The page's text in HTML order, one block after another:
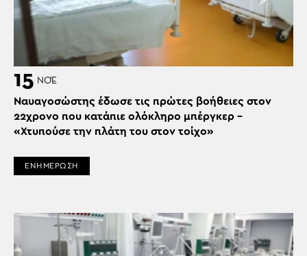
15 ΝΟΈ
Ναυαγοσώστης έδωσε τις πρώτες βοήθειες στον
22χρονο που κατάπιε ολόκληρο μπέργκερ –
«Χτυπούσε την πλάτη του στον τοίχο»
ΕΝΗΜΕΡΩΣΗ